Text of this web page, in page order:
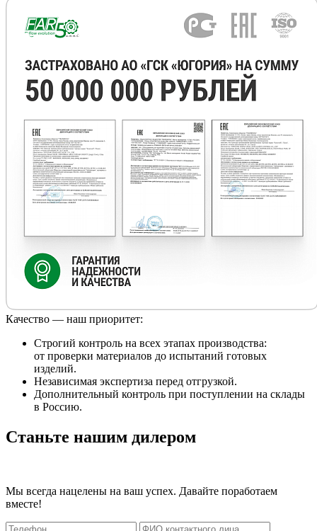
Качество — наш приоритет:
Строгий контроль на всех этапах производства:
от проверки материалов до испытаний готовых
изделий.
Независимая экспертиза перед отгрузкой.
Дополнительный контроль при поступлении на склады
в Россию.
Станьте нашим дилером
Мы всегда нацелены на ваш успех. Давайте поработаем
вместе!